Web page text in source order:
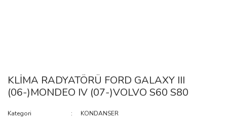
KLİMA RADYATÖRÜ FORD GALAXY III
(06-)MONDEO IV (07-)VOLVO S60 S80
Kategori
KONDANSER